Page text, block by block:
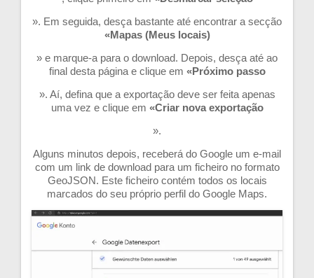
». Em seguida, desça bastante até encontrar a secção
«Mapas (Meus locais)
» e marque-a para o download. Depois, desça até ao
final desta página e clique em «Próximo passo
». Aí, defina que a exportação deve ser feita apenas
uma vez e clique em «Criar nova exportação
».
Alguns minutos depois, receberá do Google um e-mail
com um link de download para um ficheiro no formato
GeoJSON. Este ficheiro contém todos os locais
marcados do seu próprio perfil do Google Maps.